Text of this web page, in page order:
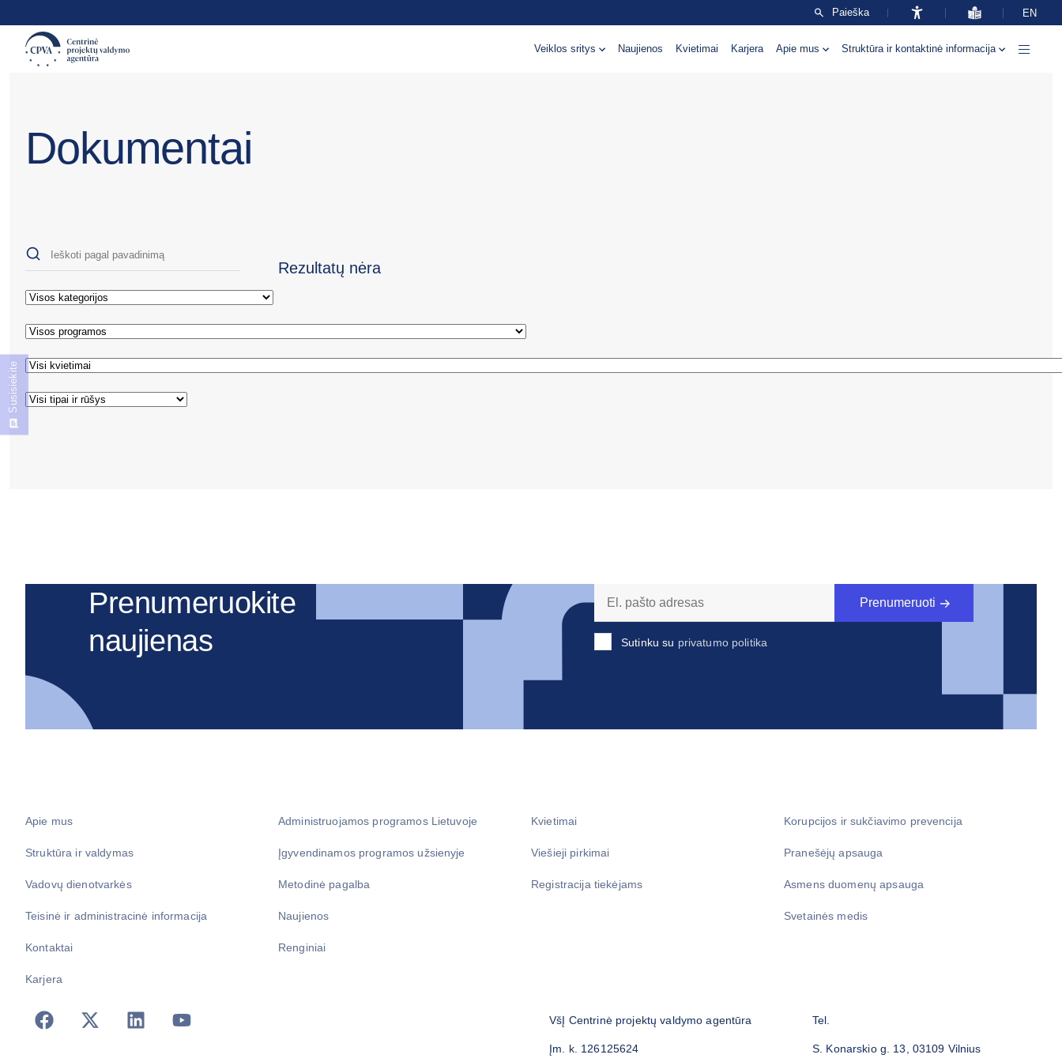
Paieška EN
Veiklos sritys Naujienos Kvietimai Karjera Apie mus Struktūra ir kontaktinė informacija
Dokumentai
Rezultatų nėra
Prenumeruokite
naujienas
Sutinku su privatumo politika
Prenumeruoti
Apie mus
Struktūra ir valdymas
Vadovų dienotvarkės
Teisinė ir administracinė informacija
Kontaktai
Karjera
Administruojamos programos Lietuvoje
Įgyvendinamos programos užsienyje
Metodinė pagalba
Naujienos
Renginiai
Kvietimai
Viešieji pirkimai
Registracija tiekėjams
Korupcijos ir sukčiavimo prevencija
Pranešėjų apsauga
Asmens duomenų apsauga
Svetainės medis
VšĮ Centrinė projektų valdymo agentūra
Įm. k. 126125624
Tel.
S. Konarskio g. 13, 03109 Vilnius
Susisiekite